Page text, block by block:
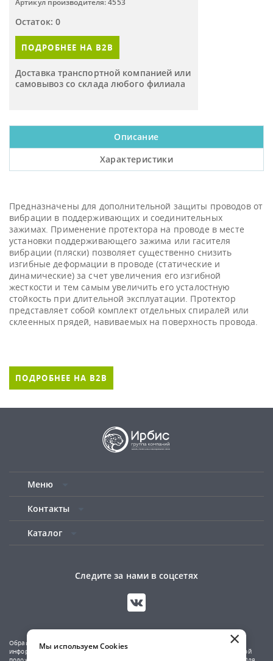
Артикул производителя: 4553
Остаток: 0
ПОДРОБНЕЕ НА B2B
Доставка транспортной компанией или
самовывоз со склада любого филиала
Описание
Характеристики
Предназначены для дополнительной защиты проводов от
вибрации в поддерживающих и соединительных
зажимах. Применение протектора на проводе в месте
установки поддерживающего зажима или гасителя
вибрации (пляски) позволяет существенно снизить
изгибные деформации в проводе (статические и
динамические) за счет увеличения его изгибной
жесткости и тем самым увеличить его усталостную
стойкость при длительной эксплуатации. Протектор
представляет собой комплект отдельных спиралей или
склеенных прядей, навиваемых на поверхность провода.
ПОДРОБНЕЕ НА B2B
Меню
Контакты
Каталог
Следите за нами в соцсетях
Обращаем ваше внимание на то, что данный сайт носит исключительно
информационный характер и не является публичной офертой, определяемой
×
Мы используем Cookies